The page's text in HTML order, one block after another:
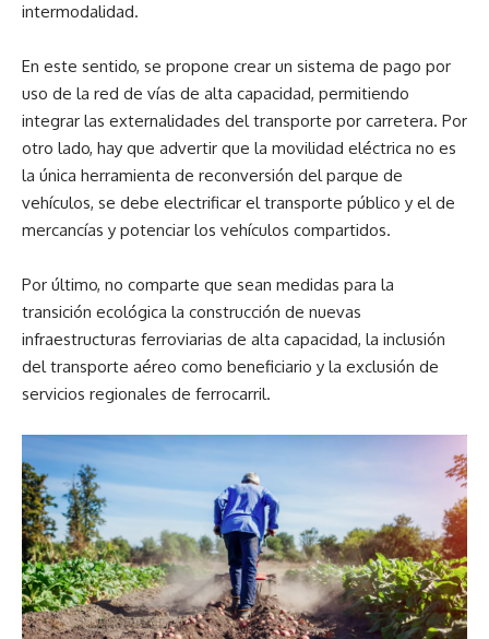
intermodalidad.
En este sentido, se propone crear un sistema de pago por
uso de la red de vías de alta capacidad, permitiendo
integrar las externalidades del transporte por carretera. Por
otro lado, hay que advertir que la movilidad eléctrica no es
la única herramienta de reconversión del parque de
vehículos, se debe electrificar el transporte público y el de
mercancías y potenciar los vehículos compartidos.
Por último, no comparte que sean medidas para la
transición ecológica la construcción de nuevas
infraestructuras ferroviarias de alta capacidad, la inclusión
del transporte aéreo como beneficiario y la exclusión de
servicios regionales de ferrocarril.